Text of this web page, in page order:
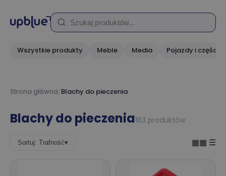
Wszystkie produkty Meble Media Pojazdy i części
Strona główna Blachy do pieczenia
Blachy do pieczenia163 produktów
Sortuj: Trafność▾ ▦▦ ☰